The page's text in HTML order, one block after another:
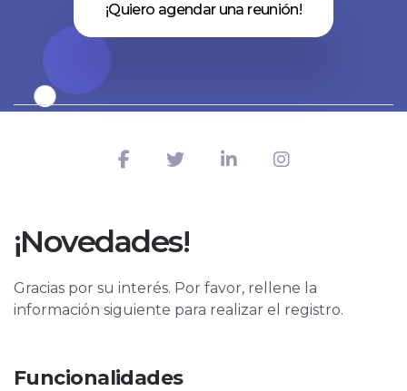
¡Quiero agendar una reunión!
¡Novedades!
Gracias por su interés. Por favor, rellene la
información siguiente para realizar el registro.
Funcionalidades